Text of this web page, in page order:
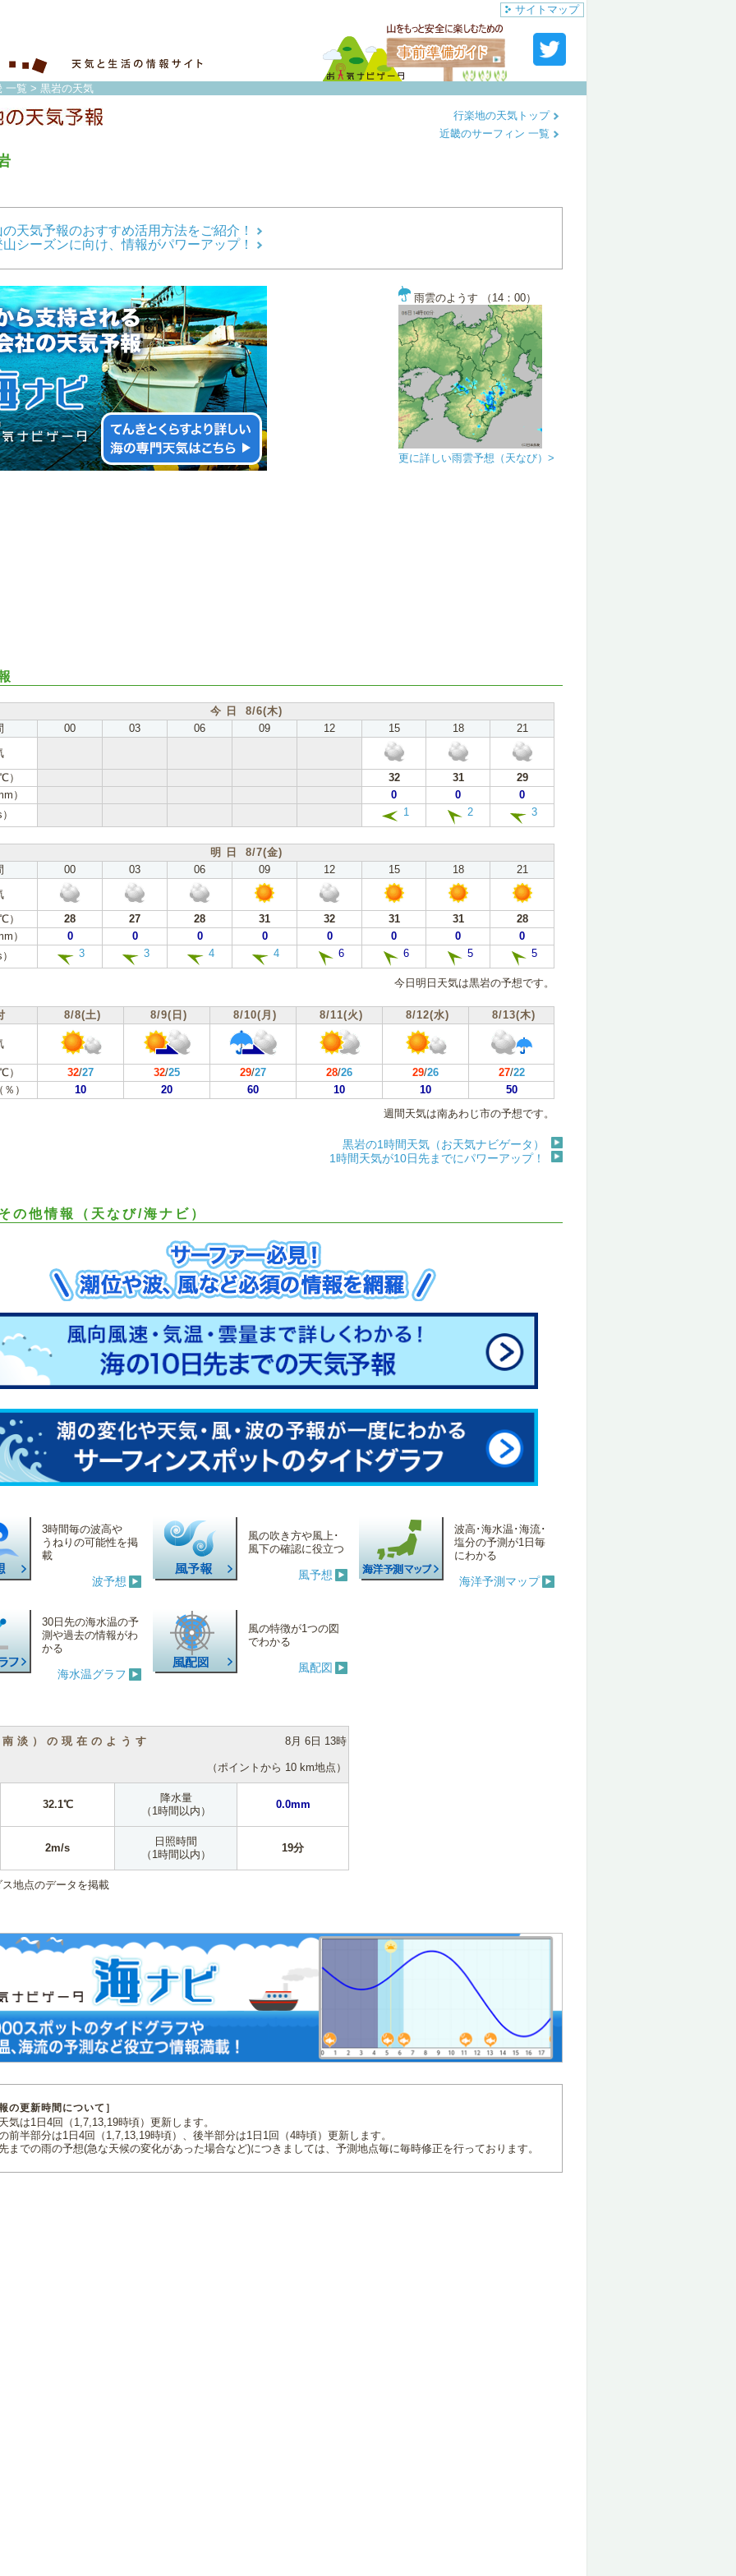
サイトマップ
一覧 > 黒岩の天気
行楽地の天気トップ
近畿のサーフィン 一覧
天気予報のおすすめ活用方法をご紹介！
シーズンに向け、情報がパワーアップ！
雨雲のようす （14：00）
更に詳しい雨雲予想（天なび）>
今 日 8/6(木)
00 03 06 09 12 15 18
21
32 31
29
）
0 0
0
1 2 3
明 日 8/7(金)
00 03 06 09 12 15 18
21
28 27 28 31 32 31 31
28
）
0 0 0 0 0 0 0
0
3 3 4 4 6 6 5 5
今日明日天気は黒岩の予想です。
8/8(土) 8/9(日) 8/10(月) 8/11(火) 8/12(水) 8/13(木)
32/27 32/25 29/27 28/26 29/26 27/22
）
10 20 60 10 10
50
週間天気は南あわじ市の予想です。
黒岩の1時間天気（お天気ナビゲータ）
1時間天気が10日先までにパワーアップ！
の他情報（天なび/海ナビ）
3時間毎の波高や
うねりの可能性を掲
載
波予想
風の吹き方や風上･
風下の確認に役立つ
風予想
波高･海水温･海流･
塩分の予測が1日毎
にわかる
海洋予測マップ
30日先の海水温の予
測や過去の情報がわ
かる
海水温グラフ
風の特徴が1つの図
でわかる
風配図
淡）の現在のようす 8月 6日 13時
（ポイントから 10 km地点）
32.1℃
降水量
（1時間以内）
0.0mm
2m/s
日照時間
（1時間以内）
19分
地点のデータを掲載
の更新時間について］
気は1日4回（1,7,13,19時頃）更新します。
前半部分は1日4回（1,7,13,19時頃）、後半部分は1日1回（4時頃）更新します。
までの雨の予想(急な天候の変化があった場合など)につきましては、予測地点毎に毎時修正を行っております。